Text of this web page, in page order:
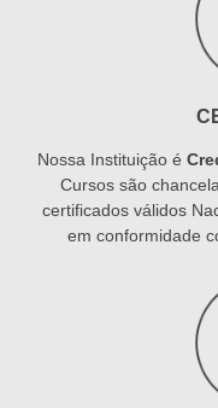
Nossa Instituição é
Cursos são
certificados válidos
em conformidade